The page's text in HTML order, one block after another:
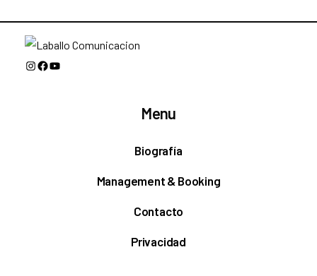
Instagram
Facebook
Menu
Biografía
Management & Booking
Contacto
Privacidad